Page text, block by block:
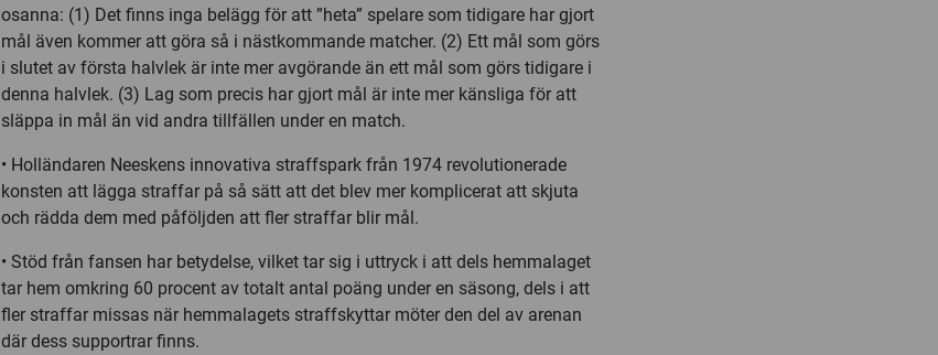
osanna: (1) Det finns inga belägg för att ”heta” spelare som tidigare har gjort
mål även kommer att göra så i nästkommande matcher. (2) Ett mål som görs
i slutet av första halvlek är inte mer avgörande än ett mål som görs tidigare i
denna halvlek. (3) Lag som precis har gjort mål är inte mer känsliga för att
släppa in mål än vid andra tillfällen under en match.
• Holländaren Neeskens innovativa straffspark från 1974 revolutionerade
konsten att lägga straffar på så sätt att det blev mer komplicerat att skjuta
och rädda dem med påföljden att fler straffar blir mål.
• Stöd från fansen har betydelse, vilket tar sig i uttryck i att dels hemmalaget
tar hem omkring 60 procent av totalt antal poäng under en säsong, dels i att
fler straffar missas när hemmalagets straffskyttar möter den del av arenan
där dess supportrar finns.